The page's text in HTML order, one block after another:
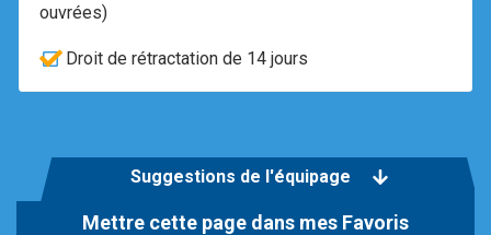
ouvrées)
Droit de rétractation de 14 jours
Suggestions de l'équipage
Mettre cette page dans mes Favoris